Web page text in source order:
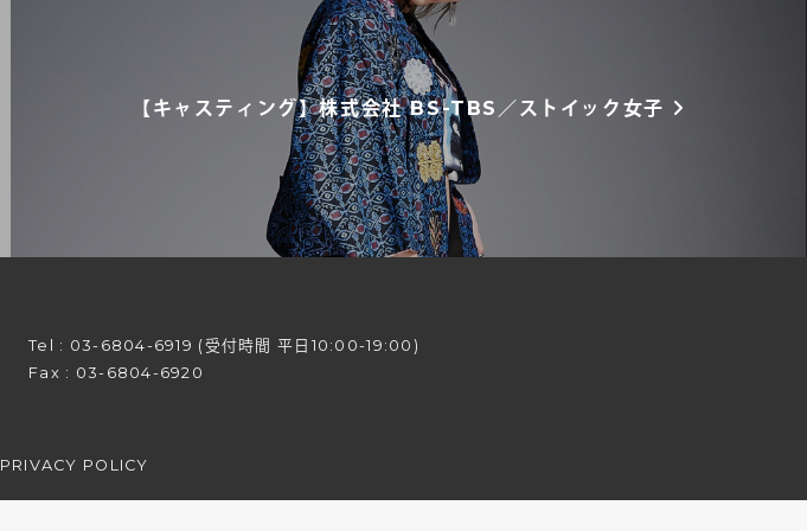
【キャスティング】株式会社 BS-TBS／ストイック女子
Tel : 03-6804-6919 (受付時間 平日10:00-19:00)
Fax : 03-6804-6920
PRIVACY POLICY